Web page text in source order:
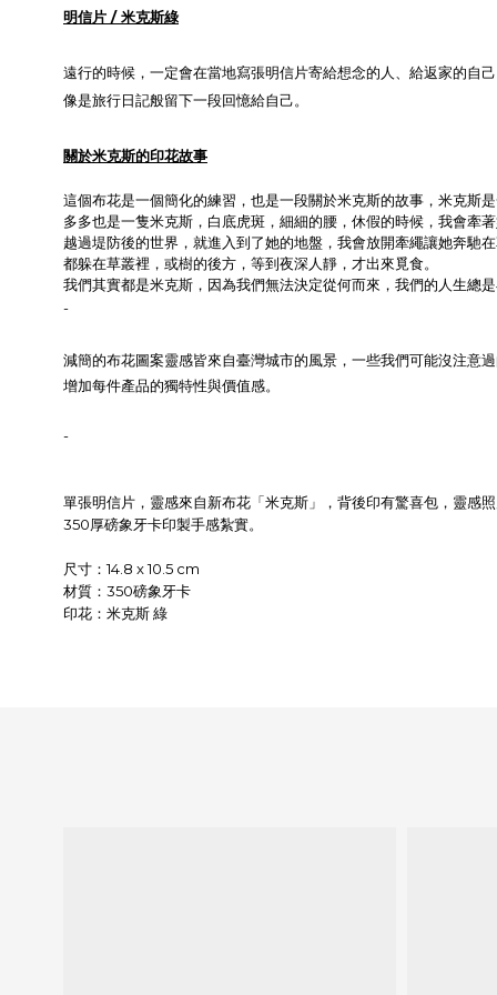
明信片 / 米克斯綠
遠行的時候，一定會在當地寫張明信片寄給想念的人、給返家的自
像是旅行日記般留下一段回憶給自己。
關於米克斯的印花故事
這個布花是一個簡化的練習，也是一段關於米克斯的故事，米克斯
多多也是一隻米克斯，白底虎斑，細細的腰，休假的時候，我會牽
越過堤防後的世界，就進入到了她的地盤，我會放開牽繩讓她奔馳
都躲在草叢裡，或樹的後方，等到夜深人靜，才出來覓食。
我們其實都是米克斯，因為我們無法決定從何而來，我們的人生總
-
減簡的布花圖案靈感皆來自臺灣城市的風景，一些我們可能沒注意
增加每件產品的獨特性與價值感。
-
單張明信片，靈感來自新布花「米克斯」，背後印有驚喜包，靈感
350厚磅象牙卡印製手感紮實。
尺寸：14.8 x 10.5 cm
材質：350磅象牙卡
印花：米克斯 綠